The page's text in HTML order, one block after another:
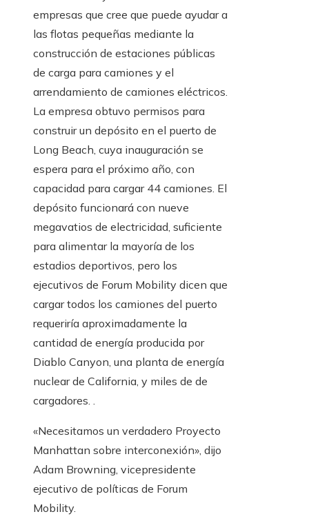
empresas que cree que puede ayudar a
las flotas pequeñas mediante la
construcción de estaciones públicas
de carga para camiones y el
arrendamiento de camiones eléctricos.
La empresa obtuvo permisos para
construir un depósito en el puerto de
Long Beach, cuya inauguración se
espera para el próximo año, con
capacidad para cargar 44 camiones. El
depósito funcionará con nueve
megavatios de electricidad, suficiente
para alimentar la mayoría de los
estadios deportivos, pero los
ejecutivos de Forum Mobility dicen que
cargar todos los camiones del puerto
requeriría aproximadamente la
cantidad de energía producida por
Diablo Canyon, una planta de energía
nuclear de California, y miles de de
cargadores. .
«Necesitamos un verdadero Proyecto
Manhattan sobre interconexión», dijo
Adam Browning, vicepresidente
ejecutivo de políticas de Forum
Mobility.